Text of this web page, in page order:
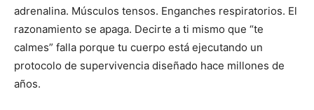
adrenalina. Músculos tensos. Enganches respiratorios. El
razonamiento se apaga. Decirte a ti mismo que “te
calmes” falla porque tu cuerpo está ejecutando un
protocolo de supervivencia diseñado hace millones de
años.